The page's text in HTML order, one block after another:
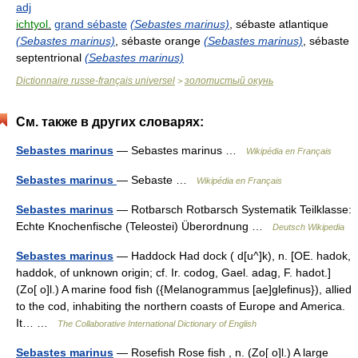
adj
ichtyol. grand sébaste (Sebastes marinus) , sébaste atlantique
(Sebastes marinus) , sébaste orange (Sebastes marinus) , sébaste
septentrional (Sebastes marinus)
Dictionnaire russe-français universel > золотистый окунь
См. также в других словарях:
Sebastes marinus — Sebastes marinus … Wikipédia en Français
Sebastes marinus — Sebaste … Wikipédia en Français
Sebastes marinus — Rotbarsch Rotbarsch Systematik Teilklasse:
Echte Knochenfische (Teleostei) Überordnung …
Deutsch Wikipedia
Sebastes marinus — Haddock Had dock ( d[u^]k), n. [OE. hadok,
haddok, of unknown origin; cf. Ir. codog, Gael. adag, F. hadot.]
(Zo[ o]l.) A marine food fish ({Melanogrammus [ae]glefinus}), allied
to the cod, inhabiting the northern coasts of Europe and America.
It… …
The Collaborative International Dictionary of English
Sebastes marinus — Rosefish Rose fish , n. (Zo[ o]l.) A large